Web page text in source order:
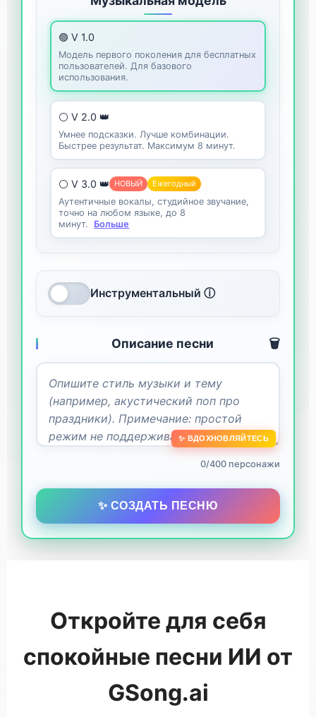
🟣 V 1.0
Модель первого поколения для бесплатных
пользователей. Для базового
использования.
⚪ V 2.0 👑
Умнее подсказки. Лучше комбинации.
Быстрее результат. Максимум 8 минут.
⚪ V 3.0 👑 НОВЫЙ Ежегодный
Аутентичные вокалы, студийное звучание,
точно на любом языке, до 8
минут.
Больше
Инструментальный ⓘ
Описание песни 🗑️
✨ ВДОХНОВЛЯЙТЕСЬ
0/400 персонажи
✨ СОЗДАТЬ ПЕСНЮ
Откройте для себя
спокойные песни ИИ от
GSong.ai